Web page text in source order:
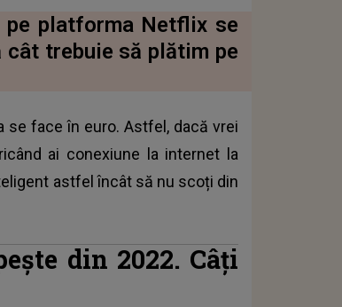
pe platforma Netflix se
cât trebuie să plătim pe
se face în euro. Astfel, dacă vrei
ai conexiune la internet la
astfel încât să nu scoți din
din 2022. Câţi